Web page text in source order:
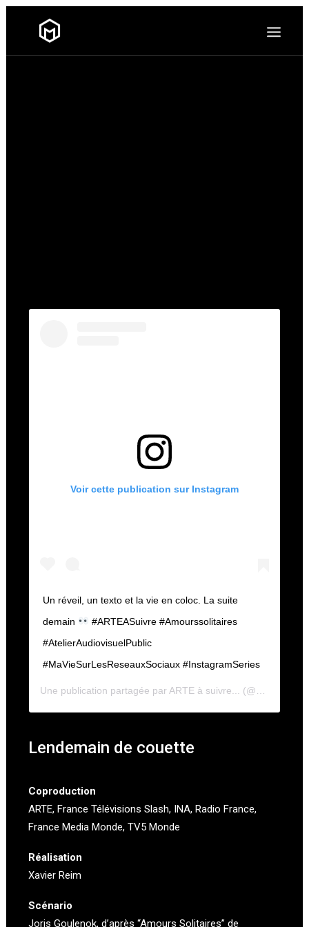
Voir cette publication sur Instagram
Un réveil, un texto et la vie en coloc. La suite
demain
#ARTEASuivre #Amourssolitaires
#AtelierAudiovisuelPublic
#MaVieSurLesReseauxSociaux #InstagramSeries
Une publication partagée par ARTE à suivre... (@arte_asuivre) le
Lendemain de couette
Coproduction
ARTE, France Télévisions Slash, INA, Radio France,
France Media Monde, TV5 Monde
Réalisation
Xavier Reim
Scénario
Joris Goulenok, d’après “Amours Solitaires” de